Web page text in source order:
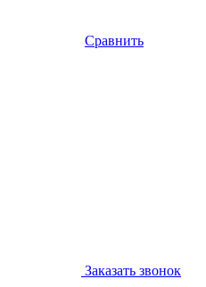
Сравнить
Заказать звонок